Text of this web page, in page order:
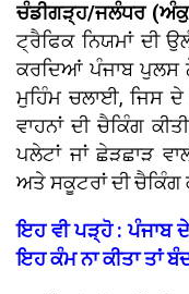
ਚੰਡੀਗੜ੍ਹ/ਜਲੰਧਰ
ਟ੍ਰੈਫਿਕ ਨਿਯਮਾਂ ਦੀ
ਕਰਦਿਆਂ ਪੰਜਾਬ ਪੁਲਸ
ਮੁਹਿੰਮ ਚਲਾਈ, ਜਿਸ
ਵਾਹਨਾਂ ਦੀ ਚੈਕਿੰਗ
ਪਲੇਟਾਂ ਜਾਂ ਛੇੜਛਾੜ
ਅਤੇ ਸਕੂਟਰਾਂ ਦੀ ਚੈਕਿੰਗ
ਇਹ ਵੀ ਪੜ੍ਹੋ : ਪੰਜਾਬ
ਇਹ ਕੰਮ ਨਾ ਕੀਤਾ ਤਾਂ